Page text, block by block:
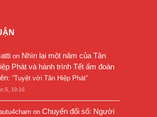
on Nhìn lại một năm của Tân
Phát và hành trình Tết ấm đoàn
: “Tuyệt vời Tân Hiệp Phát”
5, 19:16
on Chuyển đổi số: Người